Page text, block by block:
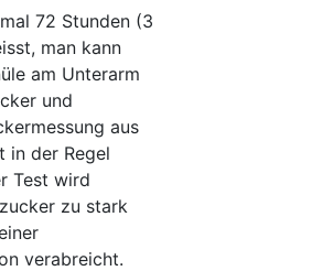
72 Stunden (3
man kann
am Unterarm
und
aus
in der Regel
Test wird
zu stark
verabreicht.